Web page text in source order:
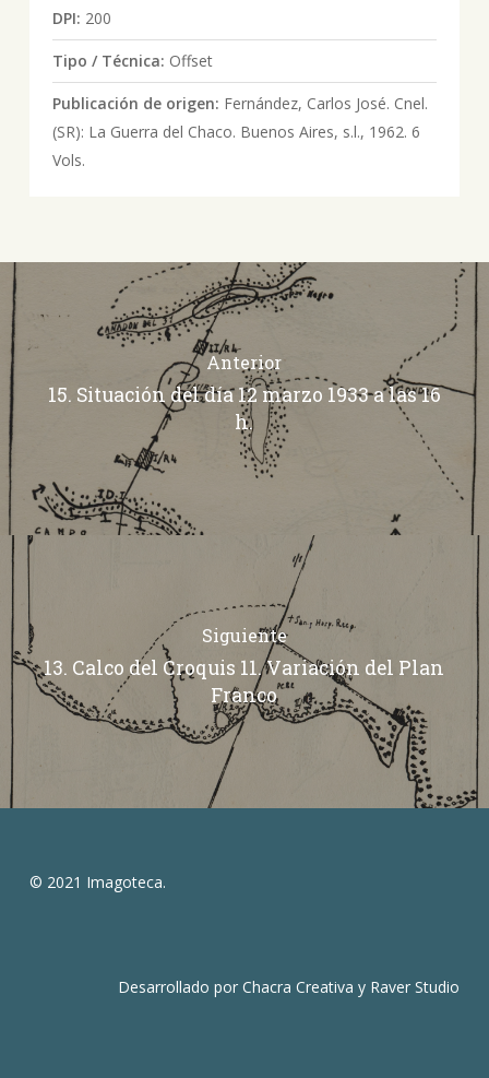
DPI: 200
Tipo / Técnica: Offset
Publicación de origen: Fernández, Carlos José. Cnel.
(SR): La Guerra del Chaco. Buenos Aires, s.l., 1962. 6
Vols.
Anterior
15. Situación del día 12 marzo 1933 a las 16
h.
Siguiente
13. Calco del Croquis 11. Variación del Plan
Franco
© 2021 Imagoteca.
Desarrollado porChacra Creativa y Raver Studio